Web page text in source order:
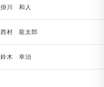
掛川 和人
西村 龍太郎
鈴木 幸治